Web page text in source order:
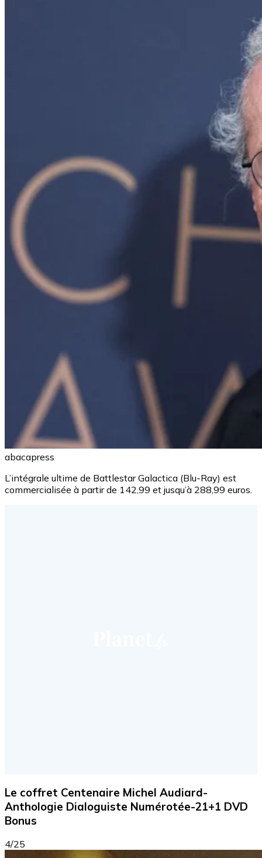
abacapress
L’intégrale ultime de Battlestar Galactica (Blu-Ray) est
commercialisée à partir de 142,99 et jusqu’à 288,99 euros.
Le coffret Centenaire Michel Audiard-
Anthologie Dialoguiste Numérotée-21+1 DVD
Bonus
4/25